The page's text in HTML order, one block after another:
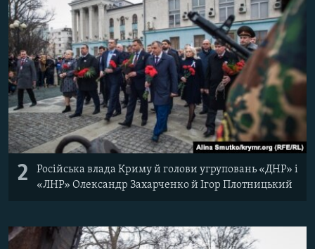
2
Російська влада Криму й голови угруповань «ДНР» і
«ЛНР» Олександр Захарченко й Ігор Плотницький